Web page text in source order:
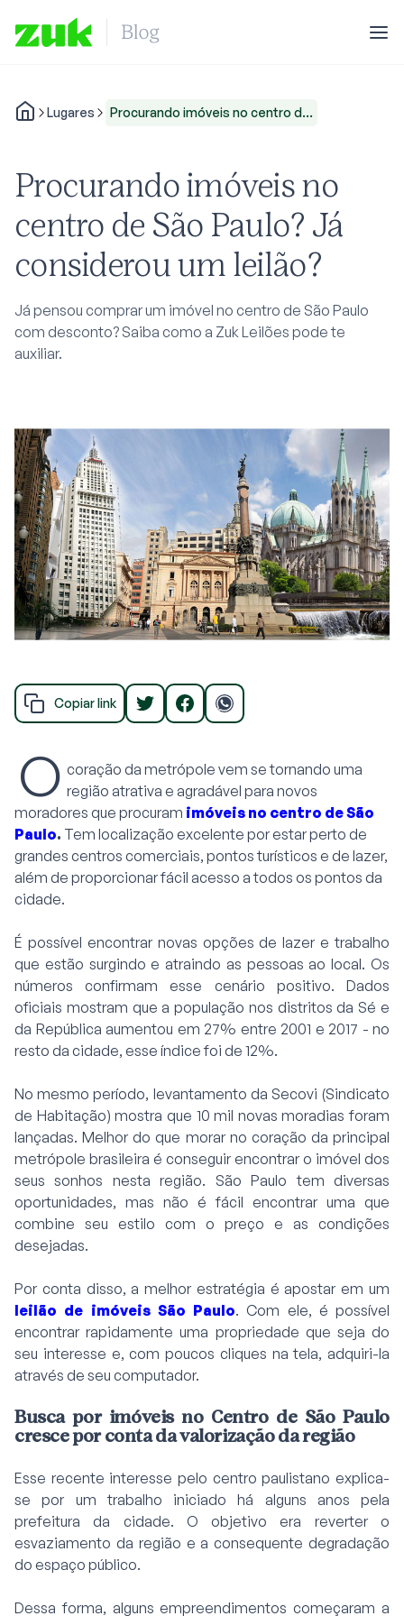
Lugares Procurando imóveis no centro d...
Procurando imóveis no
centro de São Paulo? Já
considerou um leilão?
Já pensou comprar um imóvel no centro de São Paulo
com desconto? Saiba como a Zuk Leilões pode te
auxiliar.
Copiar link
O coração da metrópole vem se tornando uma
região atrativa e agradável para novos
moradores que procuram imóveis no centro de São
Paulo. Tem localização excelente por estar perto de
grandes centros comerciais, pontos turísticos e de lazer,
além de proporcionar fácil acesso a todos os pontos da
cidade.
É possível encontrar novas opções de lazer e trabalho
que estão surgindo e atraindo as pessoas ao local. Os
números confirmam esse cenário positivo. Dados
oficiais mostram que a população nos distritos da Sé e
da República aumentou em 27% entre 2001 e 2017 - no
resto da cidade, esse índice foi de 12%.
No mesmo período, levantamento da Secovi (Sindicato
de Habitação) mostra que 10 mil novas moradias foram
lançadas. Melhor do que morar no coração da principal
metrópole brasileira é conseguir encontrar o imóvel dos
seus sonhos nesta região. São Paulo tem diversas
oportunidades, mas não é fácil encontrar uma que
combine seu estilo com o preço e as condições
desejadas.
Por conta disso, a melhor estratégia é apostar em um
leilão de imóveis São Paulo. Com ele, é possível
encontrar rapidamente uma propriedade que seja do
seu interesse e, com poucos cliques na tela, adquiri-la
através de seu computador.
Busca por imóveis no Centro de São Paulo
cresce por conta da valorização da região
Esse recente interesse pelo centro paulistano explica-
se por um trabalho iniciado há alguns anos pela
prefeitura da cidade. O objetivo era reverter o
esvaziamento da região e a consequente degradação
do espaço público.
Dessa forma, alguns empreendimentos começaram a